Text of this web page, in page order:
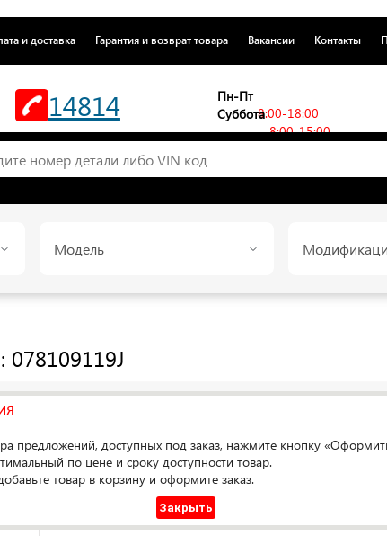
и доставка Гарантия и возврат товара Вакансии Контакты
14814
Пн-Пт
8:00-18:00
Суббота
8:00-15:00
Модель
Доступен под заказ
Сравнить
предложений, доступных под заказ, нажмите кнопку
по цене и сроку доступности товар.
товар в корзину и оформите заказ.
Закрыть